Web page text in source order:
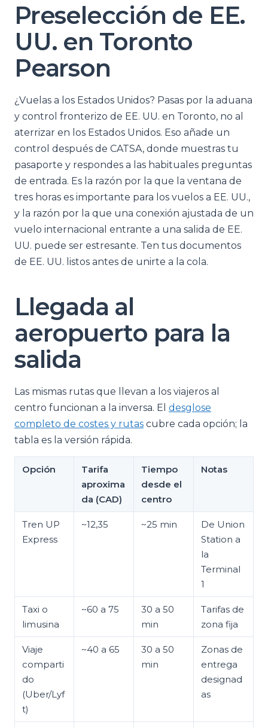
Preselección de EE.
UU. en Toronto
Pearson
¿Vuelas a los Estados Unidos? Pasas por la aduana
y control fronterizo de EE. UU. en Toronto, no al
aterrizar en los Estados Unidos. Eso añade un
control después de CATSA, donde muestras tu
pasaporte y respondes a las habituales preguntas
de entrada. Es la razón por la que la ventana de
tres horas es importante para los vuelos a EE. UU.,
y la razón por la que una conexión ajustada de un
vuelo internacional entrante a una salida de EE.
UU. puede ser estresante. Ten tus documentos
de EE. UU. listos antes de unirte a la cola.
Llegada al
aeropuerto para la
salida
Las mismas rutas que llevan a los viajeros al
centro funcionan a la inversa. El desglose
completo de costes y rutas cubre cada opción; la
tabla es la versión rápida.
Opción
Tarifa
aproxima
da (CAD)
Tiempo
desde el
centro
Notas
Tren UP
Express
~12,35 ~25 min
De Union
Station a
la
Terminal
1
Taxi o
limusina
~60 a 75
30 a 50
min
Tarifas de
zona fija
Viaje
comparti
do
(Uber/Lyf
t)
~40 a 65
30 a 50
min
Zonas de
entrega
designad
as